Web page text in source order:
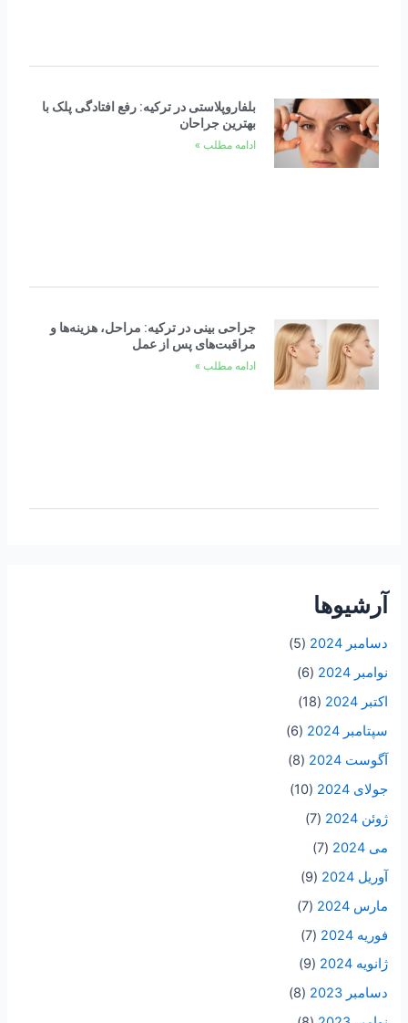
بلفاروپلاستی در ترکیه: رفع افتادگی پلک با
بهترین جراحان
ادامه مطلب »
جراحی بینی در ترکیه: مراحل، هزینه‌ها و
مراقبت‌های پس از عمل
ادامه مطلب »
آرشیوها
دسامبر 2024
(5)
نوامبر 2024
(6)
اکتبر 2024
(18)
سپتامبر 2024
(6)
آگوست 2024
(8)
جولای 2024
(10)
ژوئن 2024
(7)
می 2024
(7)
آوریل 2024
(9)
مارس 2024
(7)
فوریه 2024
(7)
ژانویه 2024
(9)
دسامبر 2023
(8)